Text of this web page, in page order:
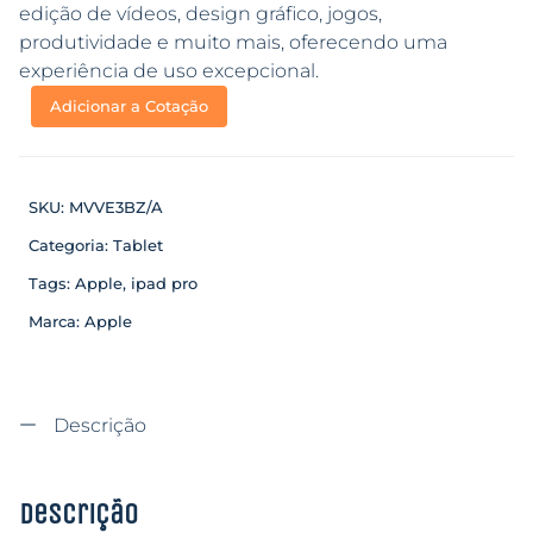
edição de vídeos, design gráfico, jogos,
produtividade e muito mais, oferecendo uma
experiência de uso excepcional.
Adicionar a Cotação
SKU: MVVE3BZ/A
Categoria: Tablet
Tags: Apple, ipad pro
Marca: Apple
Descrição
Descrição